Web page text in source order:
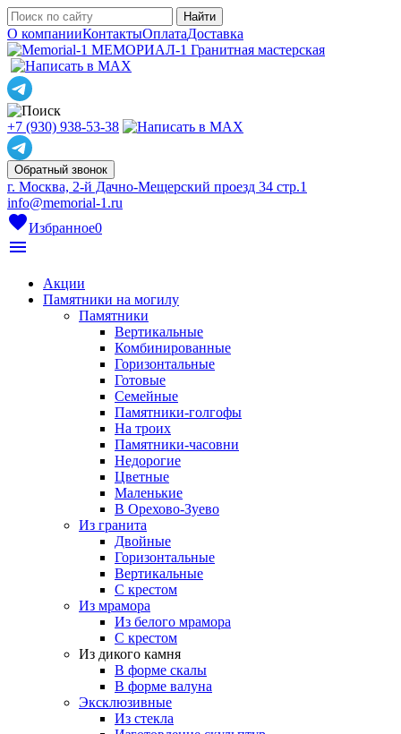
О компанииКонтактыОплатаДоставка
МЕМОРИАЛ-1 Гранитная мастерская
+7 (930) 938-53-38
Обратный звонок
г. Москва, 2-й Дачно-Мещерский проезд 34 стр.1
info@memorial-1.ru
favoriteИзбранное0
menu
Акции
Памятники на могилу
Памятники
Вертикальные
Комбинированные
Горизонтальные
Готовые
Семейные
Памятники-голгофы
На троих
Памятники-часовни
Недорогие
Цветные
Маленькие
В Орехово-Зуево
Из гранита
Двойные
Горизонтальные
Вертикальные
С крестом
Из мрамора
Из белого мрамора
С крестом
Из дикого камня
В форме скалы
В форме валуна
Эксклюзивные
Из стекла